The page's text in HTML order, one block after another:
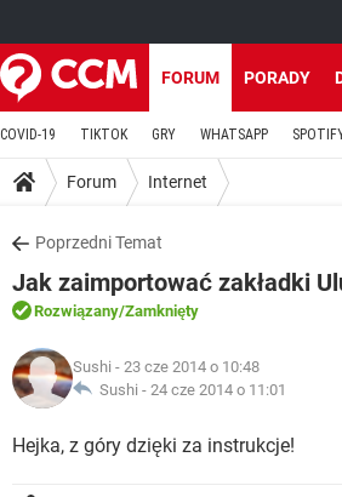
FORUM PORADY
COVID-19 TIKTOK GRY WHATSAPP
Forum Internet
Poprzedni Temat
Jak zaimportować zakładki
Rozwiązany/Zamknięty
Sushi - 23 cze 2014 o 10:48
Sushi - 24 cze 2014 o 11:01
Hejka, z góry dzięki za instrukcje!